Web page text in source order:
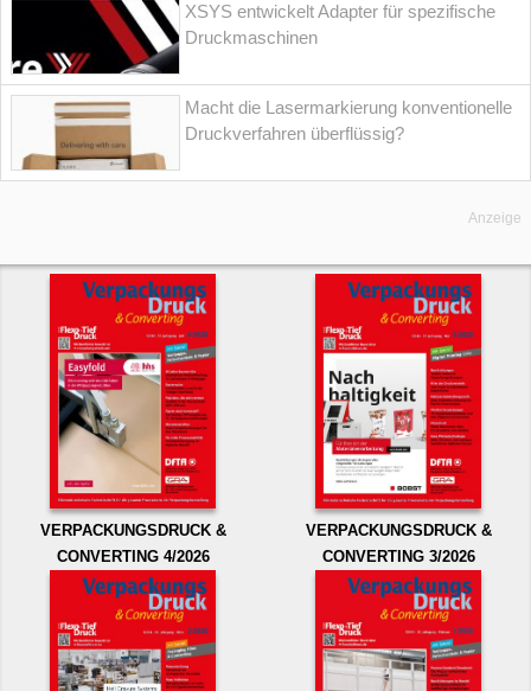
XSYS entwickelt Adapter für spezifische
Druckmaschinen
Macht die Lasermarkierung konventionelle
Druckverfahren überflüssig?
Anzeige
VERPACKUNGSDRUCK &
CONVERTING 4/2026
VERPACKUNGSDRUCK &
CONVERTING 3/2026